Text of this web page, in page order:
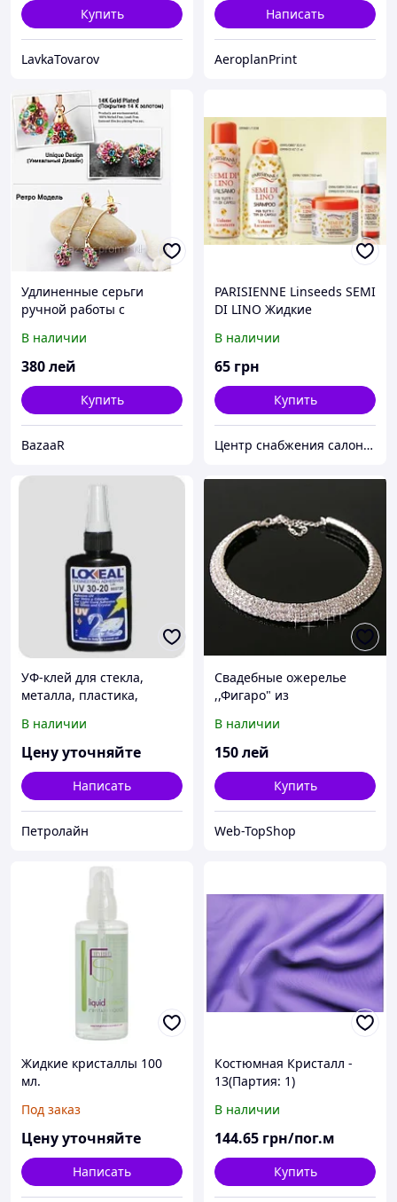
Купить
LavkaTovarov
Написать
AeroplanPrint
Удлиненные серьги
ручной работы с
В наличии
380лей
Купить
BazaaR
PARISIENNE Linseeds SEMI
DI LINO Жидкие
В наличии
65 грн
Купить
Центр снабжения салонов красоты DenIC
УФ-клей для стекла,
металла, пластика,
50 мл.
В наличии
Цену уточняйте
Написать
Петролайн
Свадебные ожерелье
,,Фигаро" из
кристаллами
В наличии
150лей
Купить
Web-TopShop
Жидкие кристаллы 100
мл.
Под заказ
Цену уточняйте
Написать
Костюмная Кристалл -
13(Партия: 1)
В наличии
144.65 грн/пог.м
Купить